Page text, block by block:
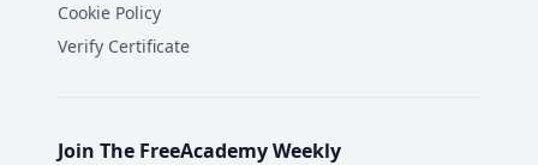
Cookie Policy
Verify Certificate
Join The FreeAcademy Weekly